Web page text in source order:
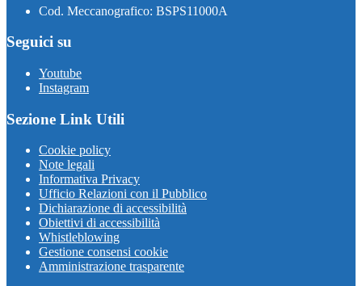
Cod. Meccanografico: BSPS11000A
Seguici su
Youtube
Instagram
Sezione Link Utili
Cookie policy
Note legali
Informativa Privacy
Ufficio Relazioni con il Pubblico
Dichiarazione di accessibilità
Obiettivi di accessibilità
Whistleblowing
Gestione consensi cookie
Amministrazione trasparente